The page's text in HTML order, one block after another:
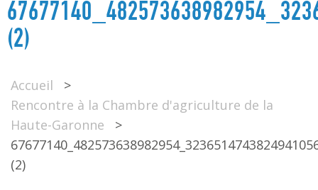
MA CANDIDATURE 2024
MES ACTIONS 2017 – 2022
(2)
Accueil
>
Rencontre à la Chambre d'agriculture de la
Haute-Garonne
>
(2)